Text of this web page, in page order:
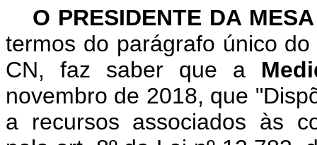
O PRESIDENTE DA
termos do parágrafo único
CN, faz saber que a
novembro de 2018, que
a recursos associados às